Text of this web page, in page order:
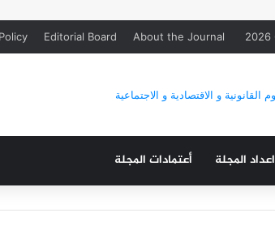
About the Journal
Editorial Board
اعداد المجلة أعتمادات المجلة